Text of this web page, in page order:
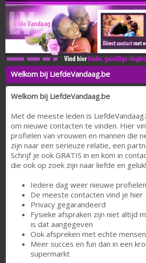
Welkom bij LiefdeVandaag.be
Welkom bij LiefdeVandaag.be
Met de meeste leden is
om nieuwe contacten te vinden. Hier
profielen van vrouwen en mannen die
zijn naar een serieuze relatie, een
Schrijf je ook GRATIS in en kom in
die ook op zoek zijn naar liefde en geluk!
Iedere dag weer nieuwe profielen
De meeste contacten vind je hier
Privacy gegarandeerd
Fysieke afspraken zijn niet altijd
is dat aangegeven
Ook afspreken met echte
Meer succes en fun dan in een
supermarkt